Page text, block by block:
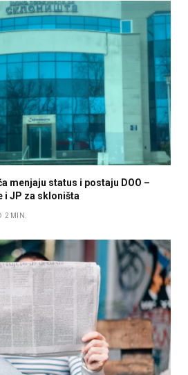
menjaju status i postaju DOO –
i JP za skloništa
2 MIN.